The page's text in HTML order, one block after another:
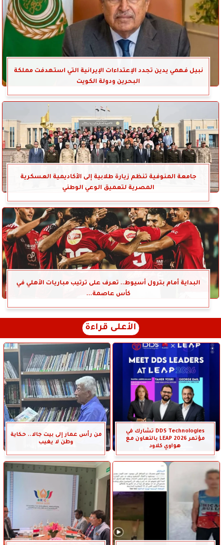
نبيل فهمي يدين تجدد الإعتداءات الإيرانية التي استهدفت مملكة
البحرين ودولة الكويت
جامعة المنوفية تنظم زيارة طلابية إلى الأكاديمية العسكرية
المصرية لتعميق الوعي الوطني
البداية أمام بترول أسيوط.. تعرف على ترتيب مباريات الأهلي في
كأس عاصمة...
الأعلى قراءة
DDS Technologies تشارك في
مؤتمر LEAP 2026 بالتعاون مع
هواوي كلاود
من رأس عمار إلى بيت جالا.. حكاية
وطن لا يغيب